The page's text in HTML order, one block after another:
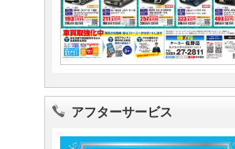
アフターサービス